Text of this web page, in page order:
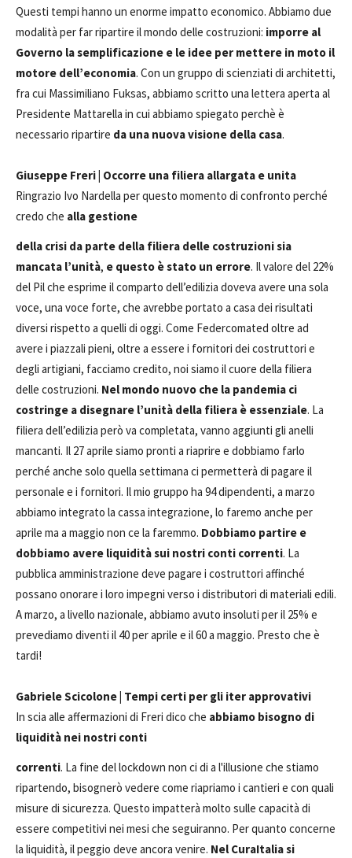
Questi tempi hanno un enorme impatto economico. Abbiamo due
modalità per far ripartire il mondo delle costruzioni: imporre al
Governo la semplificazione e le idee per mettere in moto il
motore dell’economia. Con un gruppo di scienziati di architetti,
fra cui Massimiliano Fuksas, abbiamo scritto una lettera aperta al
Presidente Mattarella in cui abbiamo spiegato perchè è
necessario ripartire da una nuova visione della casa.
Giuseppe Freri | Occorre una filiera allargata e unita
Ringrazio Ivo Nardella per questo momento di confronto perché
credo che alla gestione
della crisi da parte della filiera delle costruzioni sia
mancata l’unità, e questo è stato un errore. Il valore del 22%
del Pil che esprime il comparto dell’edilizia doveva avere una sola
voce, una voce forte, che avrebbe portato a casa dei risultati
diversi rispetto a quelli di oggi. Come Federcomated oltre ad
avere i piazzali pieni, oltre a essere i fornitori dei costruttori e
degli artigiani, facciamo credito, noi siamo il cuore della filiera
delle costruzioni. Nel mondo nuovo che la pandemia ci
costringe a disegnare l’unità della filiera è essenziale. La
filiera dell’edilizia però va completata, vanno aggiunti gli anelli
mancanti. Il 27 aprile siamo pronti a riaprire e dobbiamo farlo
perché anche solo quella settimana ci permetterà di pagare il
personale e i fornitori. Il mio gruppo ha 94 dipendenti, a marzo
abbiamo integrato la cassa integrazione, lo faremo anche per
aprile ma a maggio non ce la faremmo. Dobbiamo partire e
dobbiamo avere liquidità sui nostri conti correnti. La
pubblica amministrazione deve pagare i costruttori affinché
possano onorare i loro impegni verso i distributori di materiali edili.
A marzo, a livello nazionale, abbiamo avuto insoluti per il 25% e
prevediamo diventi il 40 per aprile e il 60 a maggio. Presto che è
tardi!
Gabriele Scicolone | Tempi certi per gli iter approvativi
In scia alle affermazioni di Freri dico che abbiamo bisogno di
liquidità nei nostri conti
correnti. La fine del lockdown non ci di a l'illusione che stiamo
ripartendo, bisognerò vedere come riapriamo i cantieri e con quali
misure di sicurezza. Questo impatterà molto sulle capacità di
essere competitivi nei mesi che seguiranno. Per quanto concerne
la liquidità, il peggio deve ancora venire. Nel CuraItalia si